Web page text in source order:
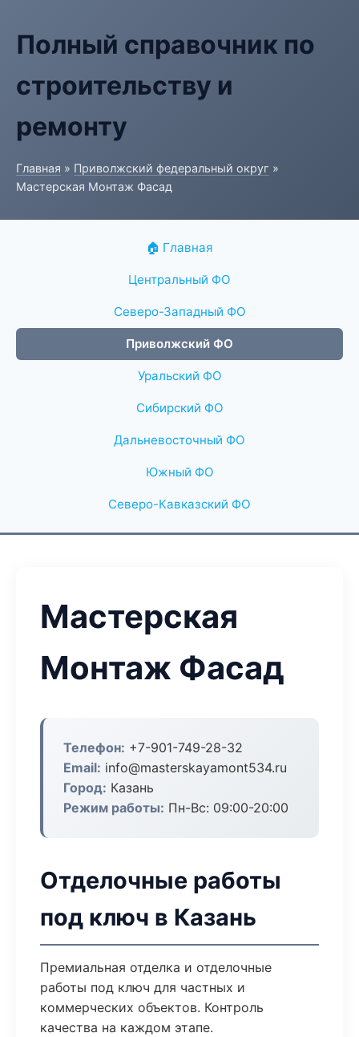
Полный справочник по
строительству и
ремонту
Главная » Приволжский федеральный округ »
Мастерская Монтаж Фасад
🏠 Главная
Центральный ФО
Северо-Западный ФО
Приволжский ФО
Уральский ФО
Сибирский ФО
Дальневосточный ФО
Южный ФО
Северо-Кавказский ФО
Мастерская
Монтаж Фасад
Телефон: +7-901-749-28-32
Email: info@masterskayamont534.ru
Город: Казань
Режим работы: Пн-Вс: 09:00-20:00
Отделочные работы
под ключ в Казань
Премиальная отделка и отделочные
работы под ключ для частных и
коммерческих объектов. Контроль
качества на каждом этапе.